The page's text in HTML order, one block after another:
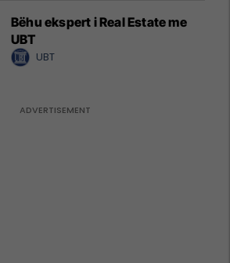
Bëhu ekspert i Real Estate me
UBT
UBT